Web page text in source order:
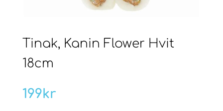
Tinak, Kanin Flower Hvit
18cm
199kr